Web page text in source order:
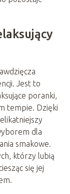
Jest to
poranki,
tempie. Dzięki
dla
smakowe.
którzy lubią
się jej